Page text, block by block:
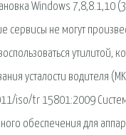
Windows 7,8,8.1,10
сервисы не могут
утилитой,
усталости водителя
iso/tr 15801:2009
обеспечения для